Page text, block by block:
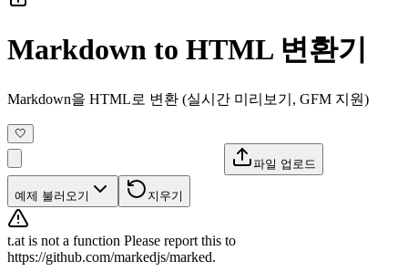
Markdown to HTML 변환기
Markdown을 HTML로 변환 (실시간 미리보기, GFM 지원)
🤍
파일 업로드
예제 불러오기 지우기
t.at is not a function Please report this to
https://github.com/markedjs/marked.